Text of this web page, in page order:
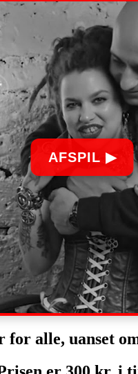
AFSPIL ▶
for alle, uanset